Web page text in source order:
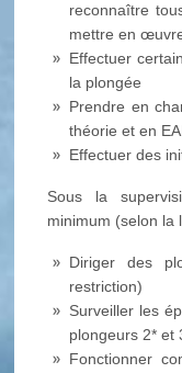
reconnaître
mettre en
Effectuer
la plongée
Prendre en
théorie et en
Effectuer des
Sous la
minimum (selon la
Diriger des
restriction)
Surveiller les
plongeurs 2* et
Fonctionner